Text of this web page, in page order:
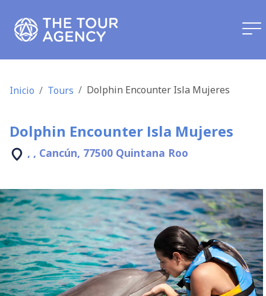
Inicio Tours Dolphin Encounter Isla Mujeres
Dolphin Encounter Isla Mujeres
, , Cancún, 77500 Quintana Roo